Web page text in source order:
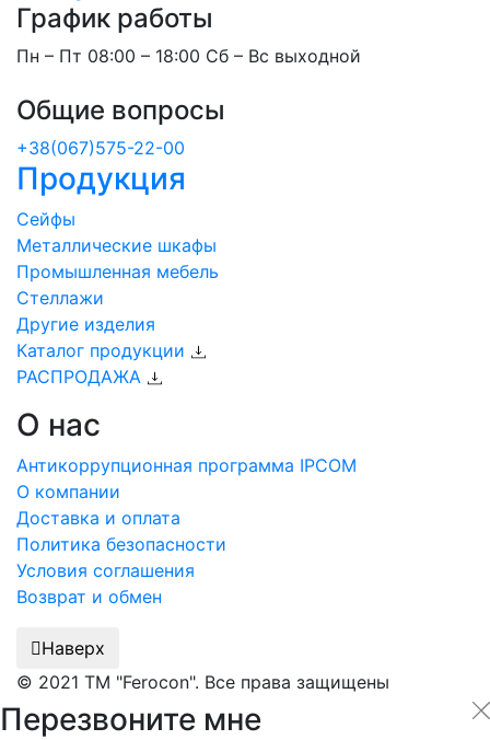
График работы
Пн – Пт 08:00 – 18:00 Сб – Вс выходной
Общие вопросы
+38(067)575-22-00
Продукция
Сейфы
Металлические шкафы
Промышленная мебель
Стеллажи
Другие изделия
Каталог продукции
РАСПРОДАЖА
О нас
Антикоррупционная программа IPCOM
О компании
Доставка и оплата
Политика безопасности
Условия соглашения
Возврат и обмен
Наверх
© 2021 ТМ "Ferocon". Все права защищены
Перезвоните мне